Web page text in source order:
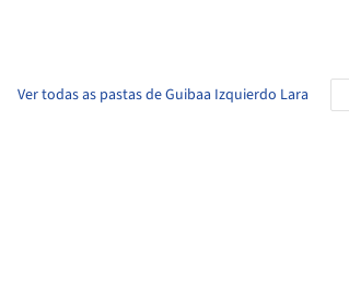
Ver todas as pastas de Guibaa Izquierdo Lara